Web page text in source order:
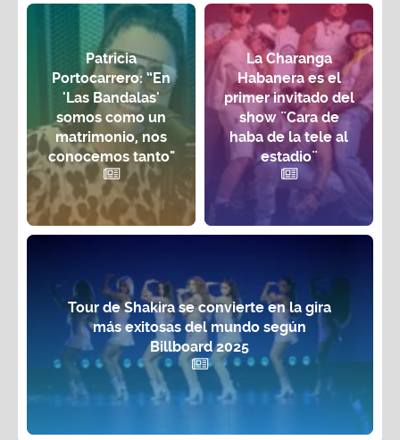
Patricia
Portocarrero: “En
'Las Bandalas'
somos como un
matrimonio, nos
conocemos tanto"
La Charanga
Habanera es el
primer invitado del
show ¨Cara de
haba de la tele al
estadio¨
Tour de Shakira se convierte en la gira
más exitosas del mundo según
Billboard 2025